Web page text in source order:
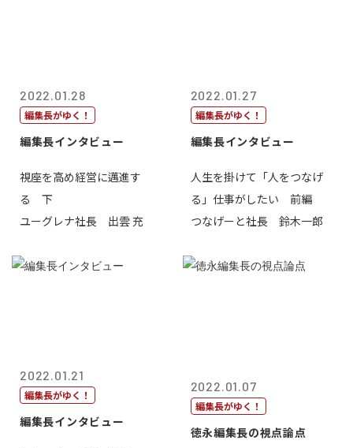
2022.01.28
編集長がゆく！
編集長インタビュー
視座を高め経営に邁進す
る 下
ユーグレナ社長 出雲 充
2022.01.27
編集長がゆく！
編集長インタビュー
人生を掛けて「人をつなげ
る」仕事がしたい 前編
つなげーと社長 鈴木一郎
2022.01.21
編集長がゆく！
編集長インタビュー
2022.01.07
編集長がゆく！
徳永編集長の視点論点